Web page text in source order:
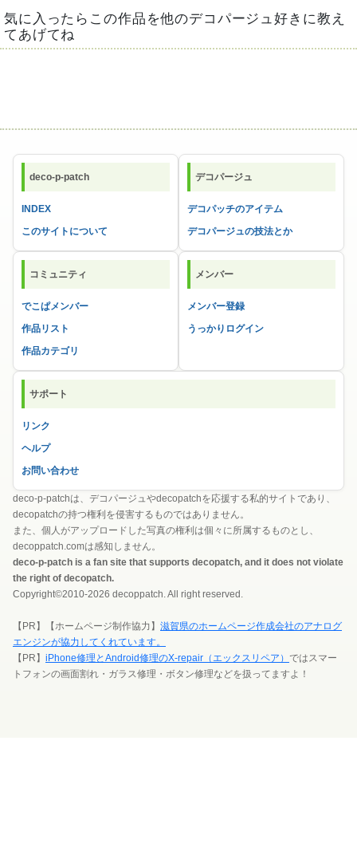
気に入ったらこの作品を他のデコパージュ好きに教え
てあげてね
deco-p-patch
INDEX
このサイトについて
デコパージュ
デコパッチのアイテム
デコパージュの技法とか
コミュニティ
でこぱメンバー
作品リスト
作品カテゴリ
メンバー
メンバー登録
うっかりログイン
サポート
リンク
ヘルプ
お問い合わせ
deco-p-patchは、デコパージュやdecopatchを応援する私的サイトであり、
decopatchの持つ権利を侵害するものではありません。
また、個人がアップロードした写真の権利は個々に所属するものとし、
decoppatch.comは感知しません。
deco-p-patch is a fan site that supports decopatch, and it does not violate
the right of decopatch.
Copyright©2010-2026 decoppatch. All right reserved.
【PR】【ホームページ制作協力】 滋賀県のホームページ作成会社のアナログ
エンジンが協力してくれています。
【PR】 iPhone修理とAndroid修理のX-repair（エックスリペア） ではスマー
トフォンの画面割れ・ガラス修理・ボタン修理などを扱ってますよ！